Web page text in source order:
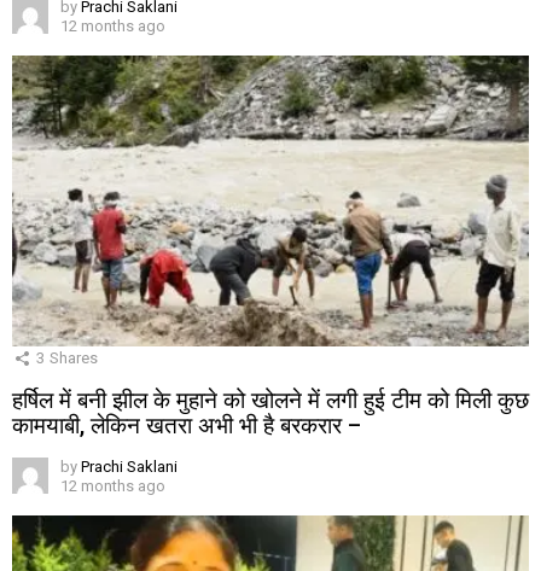
by Prachi Saklani
12 months ago
3 Shares
हर्षिल में बनी झील के मुहाने को खोलने में लगी हुई टीम को मिली कुछ
कामयाबी, लेकिन खतरा अभी भी है बरकरार –
by Prachi Saklani
12 months ago